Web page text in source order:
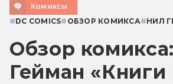
Комиксы
#DC COMICS# ОБЗОР КОМИКСА#НИЛ
Обзор
Гейман